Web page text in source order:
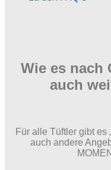
Wie es nach
auch
Für alle Tüftler gibt es
auch andere